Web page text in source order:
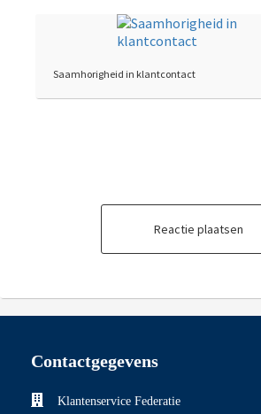
Saamhorigheid in klantcontact
Reactie plaatsen
Contactgegevens
Klantenservice Federatie